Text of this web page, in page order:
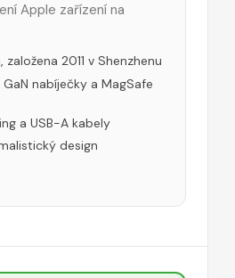
Apple zařízení na
založena 2011 v Shenzhenu
nabíječky a MagSafe
a USB-A kabely
design